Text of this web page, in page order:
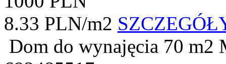
8.33 PLN/m2
Dom do wynajęcia 70 m2